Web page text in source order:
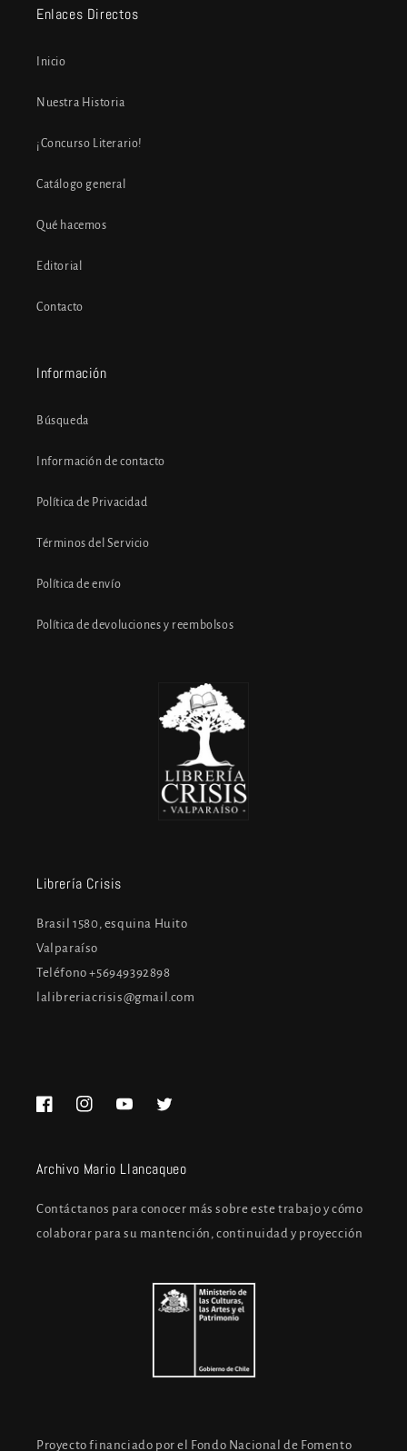
Enlaces Directos
Inicio
Nuestra Historia
¡Concurso Literario!
Catálogo general
Qué hacemos
Editorial
Contacto
Información
Búsqueda
Información de contacto
Política de Privacidad
Términos del Servicio
Política de envío
Política de devoluciones y reembolsos
Librería Crisis
Brasil 1580, esquina Huito
Valparaíso
Teléfono +56949392898
lalibreriacrisis@gmail.com
FacebookInstagramYouTubeTwitter
Archivo Mario Llancaqueo
Contáctanos para conocer más sobre este trabajo y cómo
colaborar para su mantención, continuidad y proyección
Proyecto financiado por el Fondo Nacional de Fomento